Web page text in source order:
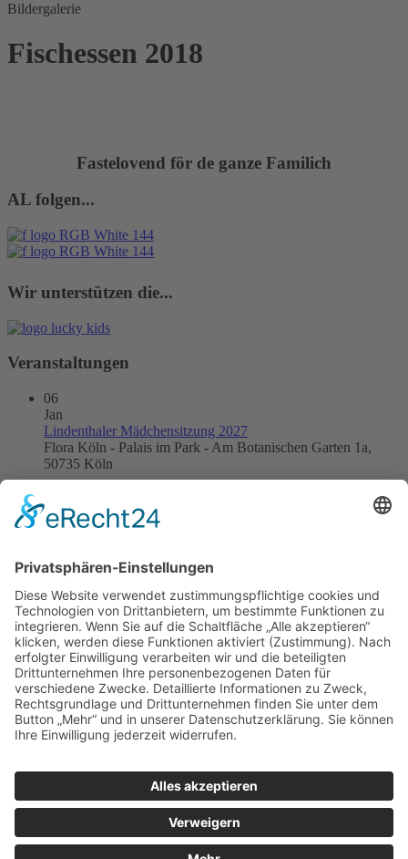
Bildergalerie
Fischessen 2018
Fastelovend för de ganze Familich
AL folgen...
Wir unterstützen die...
Veranstaltungen
06
Jan
Lindenthaler Mädchensitzung 2027
Flora Köln - Palais im Park - Am Botanischen Garten 1a,
50735 Köln
Jan
Kneipensitzung 2027
Jan
Kinderkostümsitzung 2027
Apostelgymnasium, Biggestraße 2, 50931 Köln
31
Jan
Große Jubiläumssitzung
Flora Köln - Palais im Park - Am Botanischen Garten 1a,
50735 Köln
04
Feb
Hermeskeiler Platz
Datenschutzerklärung